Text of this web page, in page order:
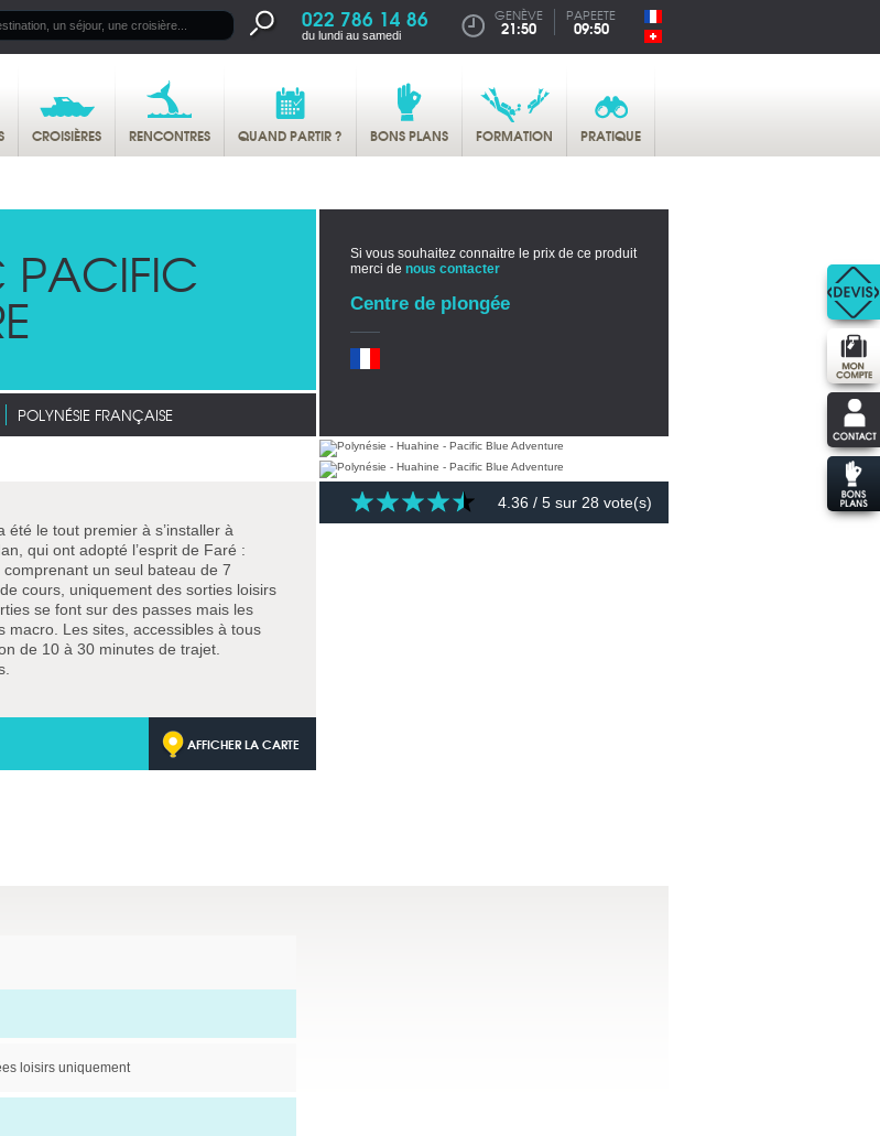
022 786 14 86
du lundi au samedi
GENÈVE
21:50
PAPEETE
09:50
CROISIÈRES RENCONTRES QUAND PARTIR ? BONS PLANS FORMATION PRATIQUE
PACIFIC
POLYNÉSIE FRANÇAISE
Si vous souhaitez connaitre le prix de ce produit
merci de nous contacter
Centre de plongée
été le tout premier à s’installer à
qui ont adopté l’esprit de Faré :
un seul bateau de 7
cours, uniquement des sorties loisirs
se font sur des passes mais les
macro. Les sites, accessibles à tous
de 10 à 30 minutes de trajet.
AFFICHER LA CARTE
4.36 / 5 sur 28 vote(s)
loisirs uniquement